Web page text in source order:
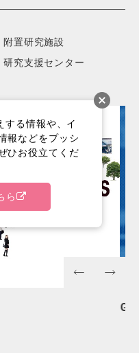
附置研究施設
研究支援センター
Search
する情報や、イ
報などをプッシ
ひお役立てくだ
ら